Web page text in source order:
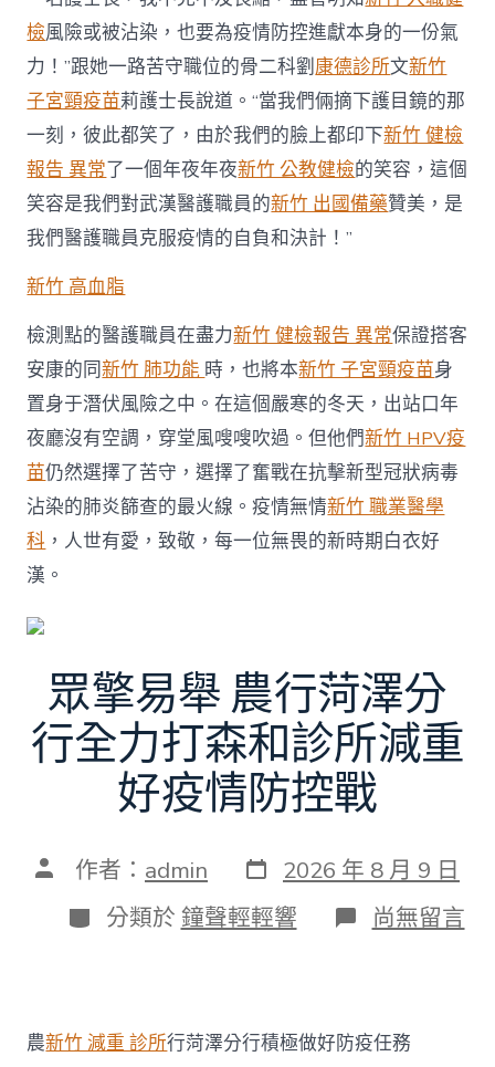
檢風險或被沾染，也要為疫情防控進獻本身的一份氣
力！”跟她一路苦守職位的骨二科劉康德診所文新竹
子宮頸疫苗莉護士長說道。“當我們倆摘下護目鏡的那
一刻，彼此都笑了，由於我們的臉上都印下新竹 健檢
報告 異常了一個年夜年夜新竹 公教健檢的笑容，這個
笑容是我們對武漢醫護職員的新竹 出國備藥贊美，是
我們醫護職員克服疫情的自負和決計！”
新竹 高血脂
檢測點的醫護職員在盡力新竹 健檢報告 異常保證搭客
安康的同新竹 肺功能 時，也將本新竹 子宮頸疫苗身
置身于潛伏風險之中。在這個嚴寒的冬天，出站口年
夜廳沒有空調，穿堂風嗖嗖吹過。但他們新竹 HPV疫
苗仍然選擇了苦守，選擇了奮戰在抗擊新型冠狀病毒
沾染的肺炎篩查的最火線。疫情無情新竹 職業醫學
科 ，人世有愛，致敬，每一位無畏的新時期白衣好
漢。
眾擎易舉 農行菏澤分
行全力打森和診所減重
好疫情防控戰
文 作者： admin 發
表
日
期
2026 年 8 月 9 日
分
類
分類於 鐘聲輕輕響 在
〈眾
農
行
尚無留言
農新竹 減重 診所行菏澤分行積極做好防疫任務